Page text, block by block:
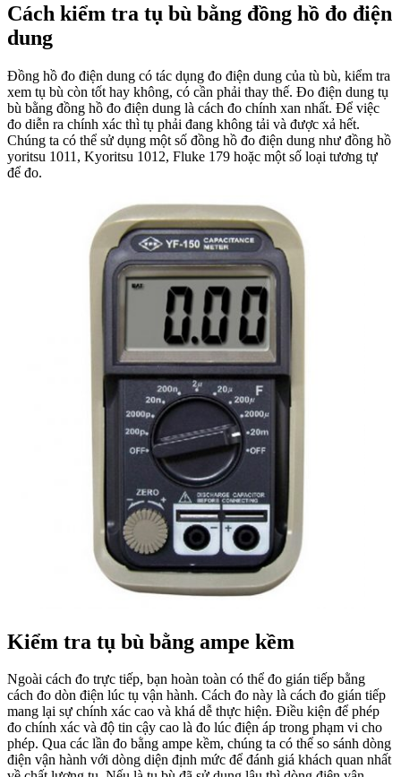
Cách kiểm tra tụ bù bằng đồng hồ đo điện
dung
Đồng hồ đo điện dung có tác dụng đo điện dung của tù bù, kiểm tra
xem tụ bù còn tốt hay không, có cần phải thay thế. Đo điện dung tụ
bù bằng đồng hồ đo điện dung là cách đo chính xan nhất. Để việc
đo diễn ra chính xác thì tụ phải đang không tải và được xả hết.
Chúng ta có thể sử dụng một số đồng hồ đo điện dung như đồng hồ
yoritsu 1011, Kyoritsu 1012, Fluke 179 hoặc một số loại tương tự
để đo.
Kiểm tra tụ bù bằng ampe kềm
Ngoài cách đo trực tiếp, bạn hoàn toàn có thể đo gián tiếp bằng
cách đo dòn điện lúc tụ vận hành. Cách đo này là cách đo gián tiếp
mang lại sự chính xác cao và khá dễ thực hiện. Điều kiện để phép
đo chính xác và độ tin cậy cao là đo lúc điện áp trong phạm vi cho
phép. Qua các lần đo bằng ampe kềm, chúng ta có thể so sánh dòng
điện vận hành với dòng diện định mức để đánh giá khách quan nhất